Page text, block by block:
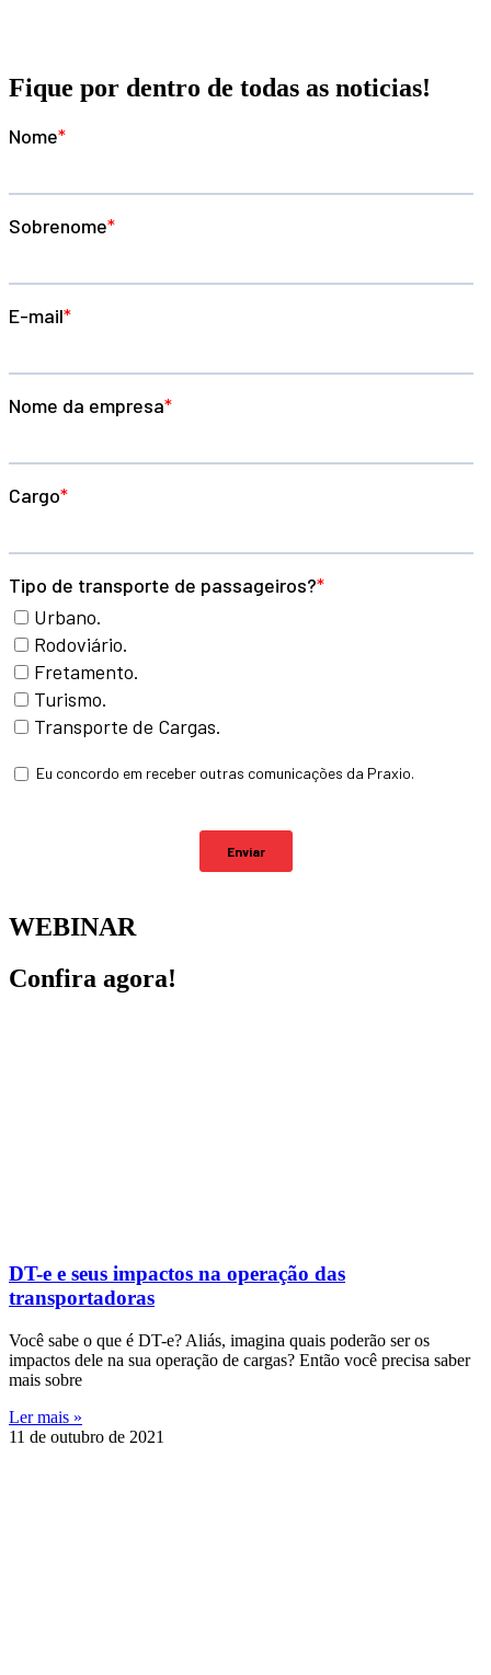
Fique por dentro de todas as noticias!
WEBINAR
Confira agora!
DT-e e seus impactos na operação das
transportadoras
Você sabe o que é DT-e? Aliás, imagina quais poderão ser os
impactos dele na sua operação de cargas? Então você precisa saber
mais sobre
Ler mais »
11 de outubro de 2021